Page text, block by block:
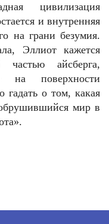
цивилизация
и внутренняя
на грани безумия.
Эллиот кажется
частью айсберга,
на поверхности
гадать о том, какая
мир в